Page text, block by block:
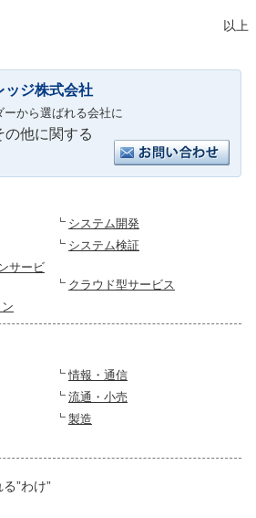
以上
ッジ株式会社
から選ばれる会社に
の他に関する
システム開発
システム検証
サービ
クラウド型サービス
情報・通信
流通・小売
製造
”わけ”